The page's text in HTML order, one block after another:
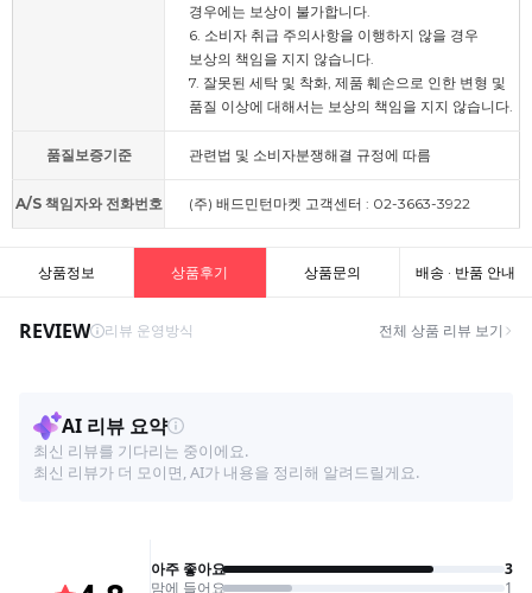
경우에는 보상이 불가합니다.
6. 소비자 취급 주의사항을 이행하지 않을 경우
보상의 책임을 지지 않습니다.
7. 잘못된 세탁 및 착화, 제품 훼손으로 인한 변형 및
품질 이상에 대해서는 보상의 책임을 지지 않습니다.
품질보증기준 관련법 및 소비자분쟁해결 규정에 따름
A/S 책임자와 전화번호 (주) 배드민턴마켓 고객센터 : 02-3663-3922
상품정보 상품후기 상품문의 배송 · 반품 안내